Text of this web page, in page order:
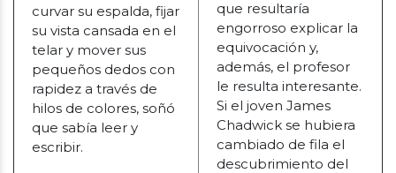
curvar su espalda, fijar
su vista cansada en el
telar y mover sus
pequeños dedos con
rapidez a través de
hilos de colores, soñó
que sabía leer y
escribir.
que resultaría
engorroso explicar la
equivocación y,
además, el profesor
le resulta interesante.
Si el joven James
Chadwick se hubiera
cambiado de fila el
descubrimiento del